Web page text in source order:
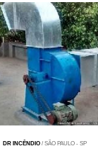
DR INCÊNDIO/ SÃO PAULO - SP